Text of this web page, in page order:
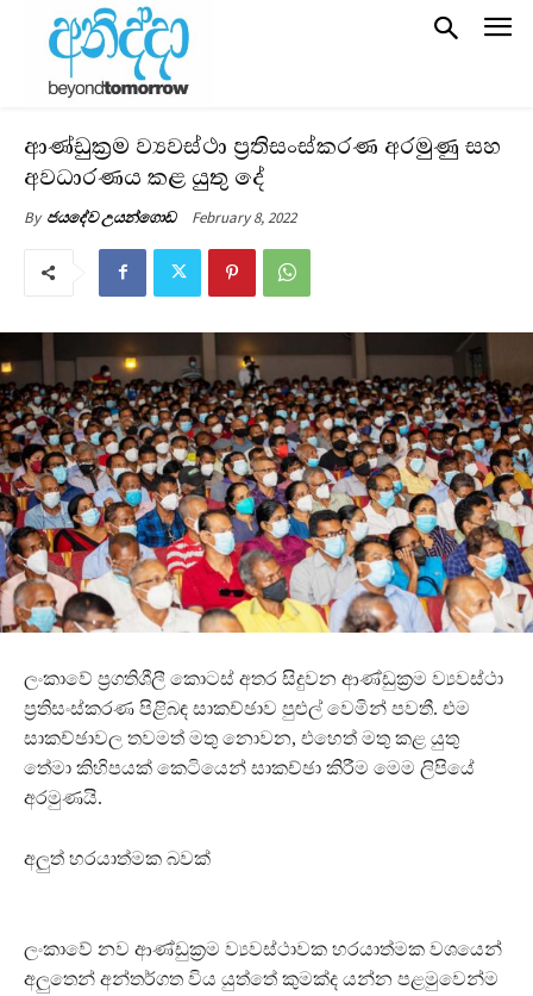
ආණ්ඩුක්‍රම ව්‍යවස්ථා ප්‍රතිසංස්කරණ අරමුණු සහ
අවධාරණය කළ යුතු දේ
By ජයදේව උයන්ගොඩ February 8, 2022
ලංකාවේ ප්‍රගතිශීලී කොටස් අතර සිදුවන ආණ්ඩුක්‍රම ව්‍යවස්ථා
ප්‍රතිසංස්කරණ පිළිබඳ සාකච්ඡාව පුළුල් වෙමින් පවතී. එම
සාකච්ඡාවල තවමත් මතු නොවන, එහෙත් මතු කළ යුතු
තේමා කිහිපයක් කෙටියෙන් සාකච්ඡා කිරීම මෙම ලිපියේ
අරමුණයි.
අලුත් හරයාත්මක බවක්
ලංකාවේ නව ආණ්ඩුක්‍රම ව්‍යවස්ථාවක හරයාත්මක වශයෙන්
අලුතෙන් අන්තර්ගත විය යුත්තේ කුමක්ද යන්න පළමුවෙන්ම